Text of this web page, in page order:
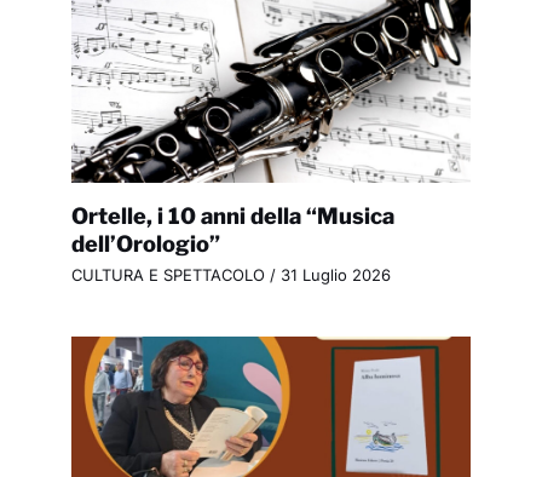
Ortelle, i 10 anni della “Musica
dell’Orologio”
CULTURA E SPETTACOLO / 31 Luglio 2026